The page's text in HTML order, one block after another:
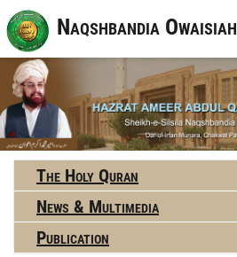
Naqshbandia Owaisiah
The Holy Quran
News & Multimedia
Publication